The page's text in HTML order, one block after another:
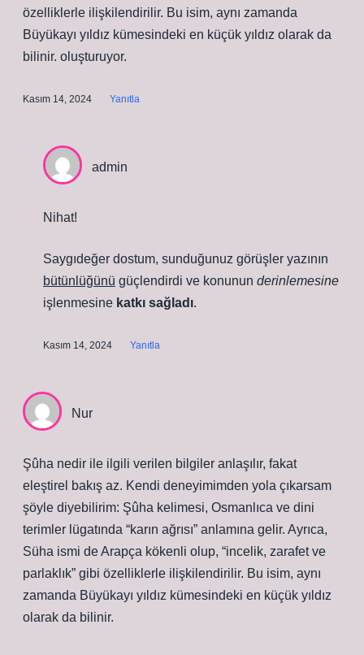
özelliklerle ilişkilendirilir. Bu isim, aynı zamanda
Büyükayı yıldız kümesindeki en küçük yıldız olarak da
bilinir. oluşturuyor.
Kasım 14, 2024 Yanıtla
admin
Nihat!
Saygıdeğer dostum, sunduğunuz görüşler yazının
bütünlüğünü güçlendirdi ve konunun derinlemesine
işlenmesine katkı sağladı.
Kasım 14, 2024 Yanıtla
Nur
Şûha nedir ile ilgili verilen bilgiler anlaşılır, fakat
eleştirel bakış az. Kendi deneyimimden yola çıkarsam
şöyle diyebilirim: Şûha kelimesi, Osmanlıca ve dini
terimler lügatında “karın ağrısı” anlamına gelir. Ayrıca,
Süha ismi de Arapça kökenli olup, “incelik, zarafet ve
parlaklık” gibi özelliklerle ilişkilendirilir. Bu isim, aynı
zamanda Büyükayı yıldız kümesindeki en küçük yıldız
olarak da bilinir.